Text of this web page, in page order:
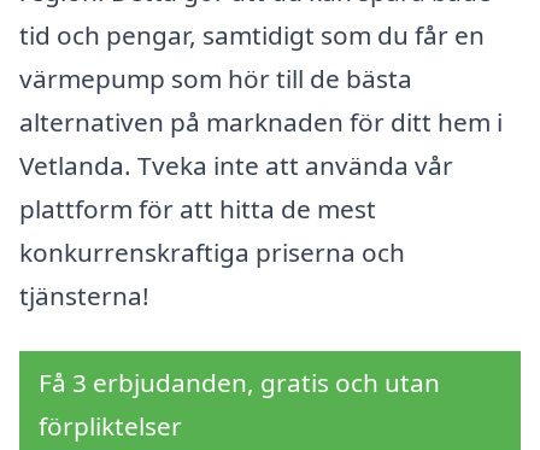
tid och pengar, samtidigt som du får en
värmepump som hör till de bästa
alternativen på marknaden för ditt hem i
Vetlanda. Tveka inte att använda vår
plattform för att hitta de mest
konkurrenskraftiga priserna och
tjänsterna!
Få 3 erbjudanden, gratis och utan
förpliktelser